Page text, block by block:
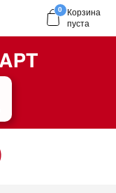
0
Корзина
пуста